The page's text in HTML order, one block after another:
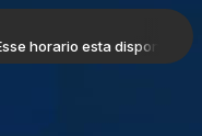
horario esta disponivel